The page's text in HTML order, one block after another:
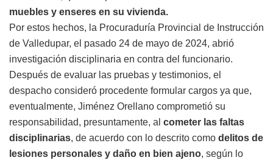
muebles y enseres en su vivienda.
Por estos hechos, la Procuraduría Provincial de Instrucción
de Valledupar, el pasado 24 de mayo de 2024, abrió
investigación disciplinaria en contra del funcionario.
Después de evaluar las pruebas y testimonios, el
despacho consideró procedente formular cargos ya que,
eventualmente, Jiménez Orellano comprometió su
responsabilidad, presuntamente, al cometer las faltas
disciplinarias, de acuerdo con lo descrito como delitos de
lesiones personales y daño en bien ajeno, según lo